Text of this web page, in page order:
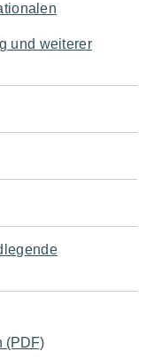
und weiterer
(PDF)